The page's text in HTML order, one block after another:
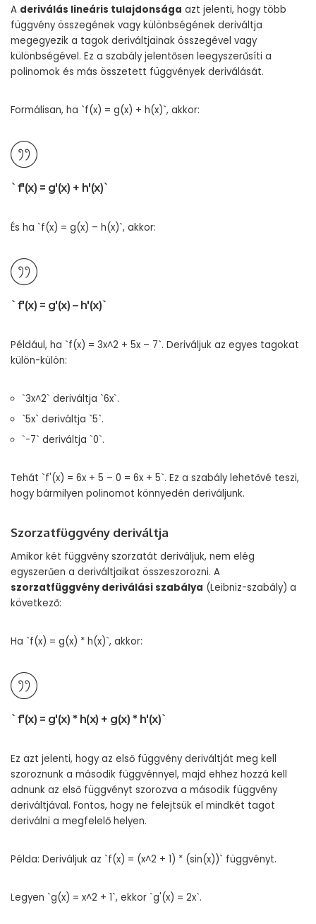
A deriválás lineáris tulajdonsága azt jelenti, hogy több
függvény összegének vagy különbségének deriváltja
megegyezik a tagok deriváltjainak összegével vagy
különbségével. Ez a szabály jelentősen leegyszerűsíti a
polinomok és más összetett függvények deriválását.
Formálisan, ha `f(x) = g(x) + h(x)`, akkor:
`f'(x) = g'(x) + h'(x)`
És ha `f(x) = g(x) – h(x)`, akkor:
`f'(x) = g'(x) – h'(x)`
Például, ha `f(x) = 3x^2 + 5x – 7`. Deriváljuk az egyes tagokat
külön-külön:
`3x^2` deriváltja `6x`.
`5x` deriváltja `5`.
`-7` deriváltja `0`.
Tehát `f'(x) = 6x + 5 – 0 = 6x + 5`. Ez a szabály lehetővé teszi,
hogy bármilyen polinomot könnyedén deriváljunk.
Szorzatfüggvény deriváltja
Amikor két függvény szorzatát deriváljuk, nem elég
egyszerűen a deriváltjaikat összeszorozni. A
szorzatfüggvény deriválási szabálya (Leibniz-szabály) a
következő:
Ha `f(x) = g(x) * h(x)`, akkor:
`f'(x) = g'(x) * h(x) + g(x) * h'(x)`
Ez azt jelenti, hogy az első függvény deriváltját meg kell
szoroznunk a második függvénnyel, majd ehhez hozzá kell
adnunk az első függvényt szorozva a második függvény
deriváltjával. Fontos, hogy ne felejtsük el mindkét tagot
deriválni a megfelelő helyen.
Példa: Deriváljuk az `f(x) = (x^2 + 1) * (sin(x))` függvényt.
Legyen `g(x) = x^2 + 1`, ekkor `g'(x) = 2x`.